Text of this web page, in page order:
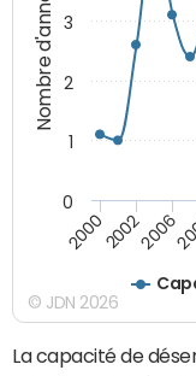
Nombre d'années
200020022006
0
1
2
3
© JDN 2026
La capacité de